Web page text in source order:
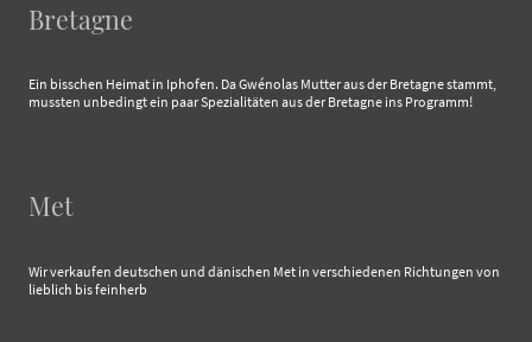
Bretagne
Ein bisschen Heimat in Iphofen. Da Gwénolas Mutter aus der Bretagne stammt,
mussten unbedingt ein paar Spezialitäten aus der Bretagne ins Programm!
Met
Wir verkaufen deutschen und dänischen Met in verschiedenen Richtungen von
lieblich bis feinherb